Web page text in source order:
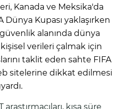
Kanada ve Meksika'da
Kupası yaklaşırken
alanında dünya
kişisel verileri çalmak için
taklit eden sahte FIFA
sitelerine dikkat edilmesi
araştırmacıları, kısa süre